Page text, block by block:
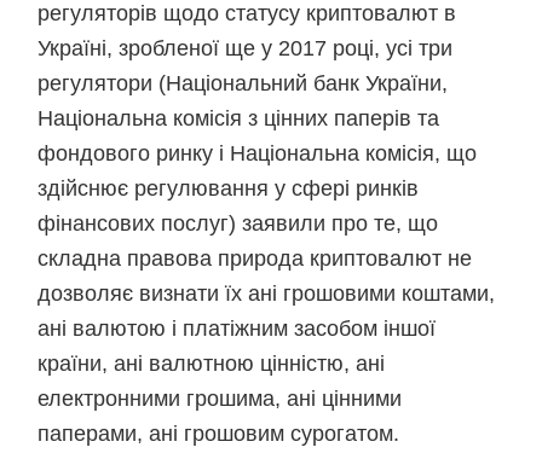
регуляторів щодо статусу криптовалют в
Україні, зробленої ще у 2017 році, усі три
регулятори (Національний банк України,
Національна комісія з цінних паперів та
фондового ринку і Національна комісія, що
здійснює регулювання у сфері ринків
фінансових послуг) заявили про те, що
складна правова природа криптовалют не
дозволяє визнати їх ані грошовими коштами,
ані валютою і платіжним засобом іншої
країни, ані валютною цінністю, ані
електронними грошима, ані цінними
паперами, ані грошовим сурогатом.